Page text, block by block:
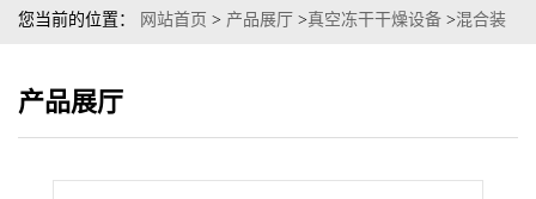
您当前的位置： 网站首页 > 产品展厅 >真空冻干干燥设备 >混合装
产品展厅